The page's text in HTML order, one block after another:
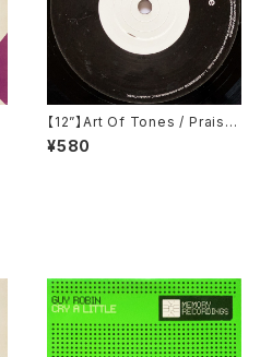
【12”】Art Of Tones / Praise
(20:20 Vision) (VIS142)
¥580